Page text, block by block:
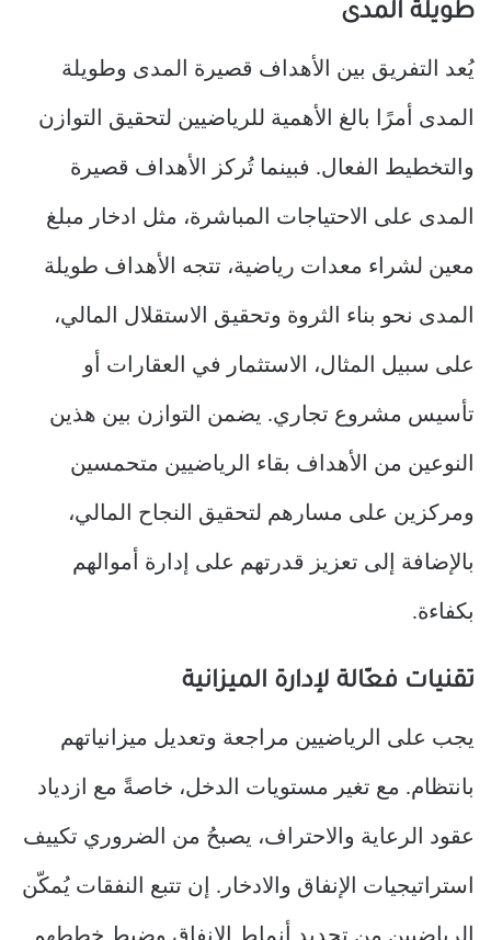
طويلة المدى
يُعد التفريق بين الأهداف قصيرة المدى وطويلة
المدى أمرًا بالغ الأهمية للرياضيين لتحقيق التوازن
والتخطيط الفعال. فبينما تُركز الأهداف قصيرة
المدى على الاحتياجات المباشرة، مثل ادخار مبلغ
معين لشراء معدات رياضية، تتجه الأهداف طويلة
المدى نحو بناء الثروة وتحقيق الاستقلال المالي،
على سبيل المثال، الاستثمار في العقارات أو
تأسيس مشروع تجاري. يضمن التوازن بين هذين
النوعين من الأهداف بقاء الرياضيين متحمسين
ومركزين على مسارهم لتحقيق النجاح المالي،
بالإضافة إلى تعزيز قدرتهم على إدارة أموالهم
بكفاءة.
تقنيات فعّالة لإدارة الميزانية
يجب على الرياضيين مراجعة وتعديل ميزانياتهم
بانتظام. مع تغير مستويات الدخل، خاصةً مع ازدياد
عقود الرعاية والاحتراف، يصبحُ من الضروري تكييف
استراتيجيات الإنفاق والادخار. إن تتبع النفقات يُمكّن